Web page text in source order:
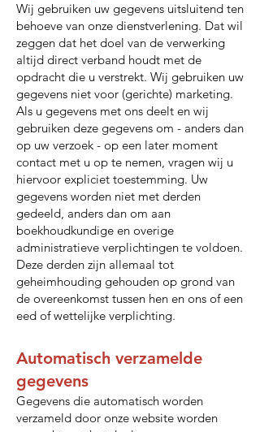
Wij gebruiken uw gegevens uitsluitend ten
behoeve van onze dienstverlening. Dat wil
zeggen dat het doel van de verwerking
altijd direct verband houdt met de
opdracht die u verstrekt. Wij gebruiken uw
gegevens niet voor (gerichte) marketing.
Als u gegevens met ons deelt en wij
gebruiken deze gegevens om - anders dan
op uw verzoek - op een later moment
contact met u op te nemen, vragen wij u
hiervoor expliciet toestemming. Uw
gegevens worden niet met derden
gedeeld, anders dan om aan
boekhoudkundige en overige
administratieve verplichtingen te voldoen.
Deze derden zijn allemaal tot
geheimhouding gehouden op grond van
de overeenkomst tussen hen en ons of een
eed of wettelijke verplichting.
Automatisch verzamelde
gegevens
Gegevens die automatisch worden
verzameld door onze website worden